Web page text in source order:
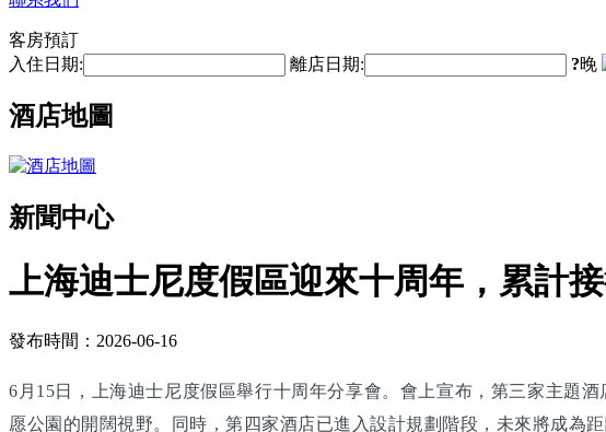
客房預訂
入住日期:
離店日期: ?晚
酒店地圖
新聞中心
上海迪士尼度假區迎來十周年，累計
發布時間：2026-06-16
6月15日，上海迪士尼度假區舉行十周年分享會。會上宣布，第三家主題
愿公園的開闊視野。同時，第四家酒店已進入設計規劃階段，未來將成為距